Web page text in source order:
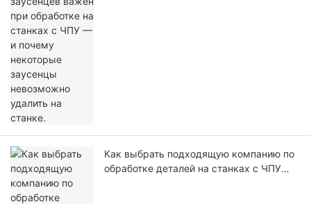
Как выбрать подходящую компанию по
обработке деталей на станках с ЧПУ